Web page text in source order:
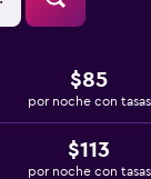
$85
por noche con tasas
$113
por noche con tasas